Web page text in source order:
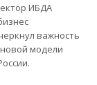
ИБДА
важность
модели